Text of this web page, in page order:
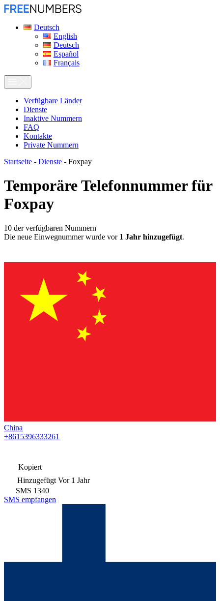
Deutsch
English
Deutsch
Español
Français
Verfügbare Länder
Dienste
Inaktive Nummern
FAQ
Kontakte
Private Nummern
Startseite - Dienste - Foxpay
Temporäre Telefonnummer für
Foxpay
10 der verfügbaren Nummern
Die neue Einwegnummer wurde vor 1 Jahr hinzugefügt.
China
+8615396333261
Kopiert
Hinzugefügt Vor 1 Jahr
SMS 1340
SMS empfangen